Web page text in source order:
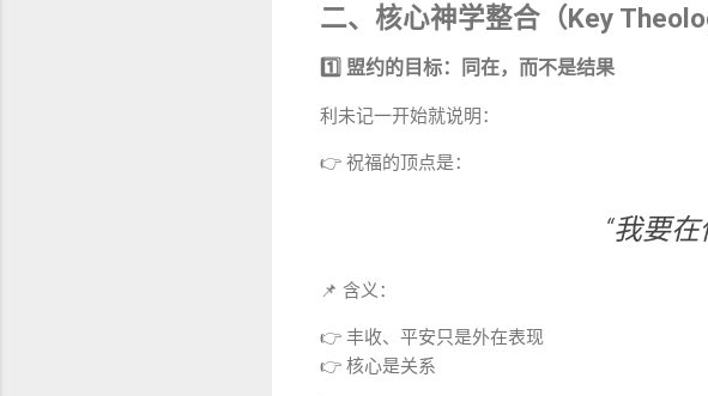
二、核心神学整合（Key
1️⃣ 盟约的目标：同在，而不是结果
利未记一开始就说明：
👉 祝福的顶点是：
“我要
📌 含义：
👉 丰收、平安只是外在表现
👉 核心是关系